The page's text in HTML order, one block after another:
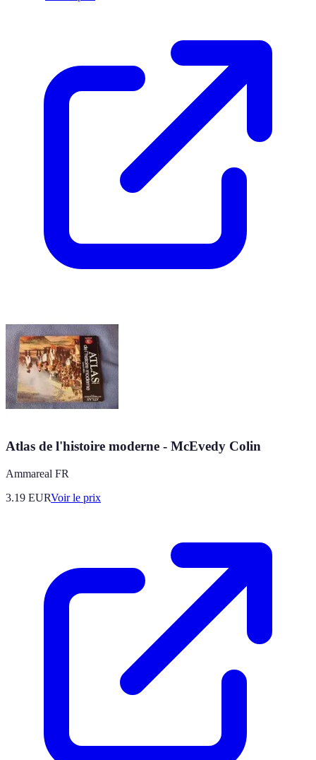
Atlas de l'histoire moderne - McEvedy Colin
Ammareal FR
3.19 EURVoir le prix